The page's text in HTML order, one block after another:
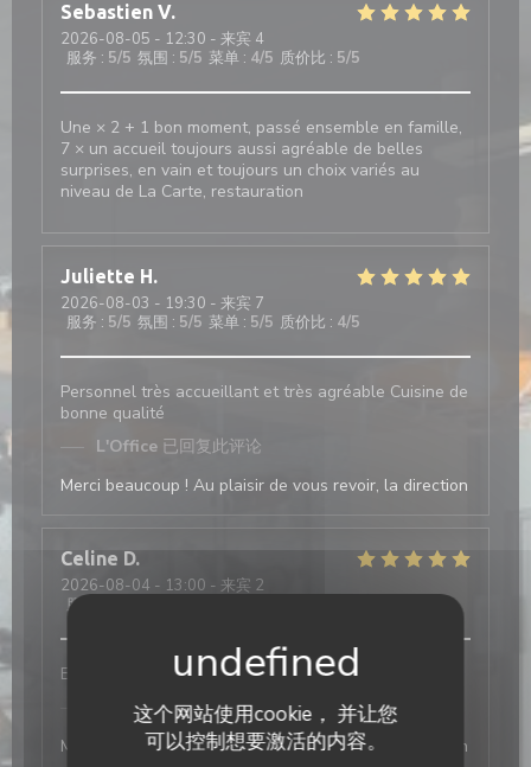
这个网站使用cookie， 并让您
可以控制想要激活的内容。
Sebastien V
2026-08-05 - 12:30 - 来宾 4
服务 : 5/5 氛围 : 5/5 菜单 : 4/5 质价比 : 5/5
Une × 2 + 1 bon moment, passé ensemble en famille,
7 × un accueil toujours aussi agréable de belles
surprises, en vain et toujours un choix variés au
niveau de La Carte, restauration
Juliette H
2026-08-03 - 19:30 - 来宾 7
服务 : 5/5 氛围 : 5/5 菜单 : 5/5 质价比 : 4/5
Personnel très accueillant et très agréable Cuisine de
bonne qualité
L'Office 已回复此评论
Merci beaucoup ! Au plaisir de vous revoir, la direction
Celine D
2026-08-04 - 13:00 - 来宾 2
服务
Bon service et efficace
L'Office 已回复此评论
Merci beaucoup ! Au plaisir de vous revoir, la direction